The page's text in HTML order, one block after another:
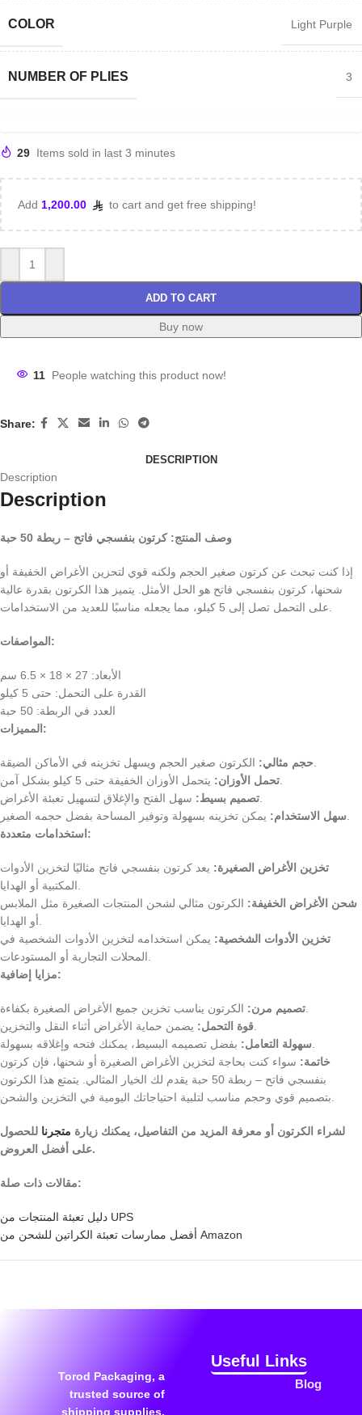
COLOR Light Purple
NUMBER OF PLIES 3
29 Items sold in last 3 minutes
Add 1,200.00 to cart and get free shipping!
ADD TO CART
Buy now
11 People watching this product now!
Share:
DESCRIPTION
Description
Description
وصف المنتج: كرتون بنفسجي فاتح – ربطة 50 حبة
إذا كنت تبحث عن كرتون صغير الحجم ولكنه قوي لتحزين الأغراض الخفيفة أو
شحنها، كرتون بنفسجي فاتح هو الحل الأمثل. يتميز هذا الكرتون بقدرة عالية
المواصفات:
الأبعاد: 27 × 18 × 6.5 سم
القدرة على التحمل: حتى 5 كيلو
العدد في الربطة: 50 حبة
المميزات:
حجم مثالي:
تحمل الأوزان:
تصميم بسيط:
سهل الاستخدام:
استخدامات متعددة:
تخزين الأغراض الصغيرة: يعد كرتون بنفسجي فاتح مثاليًا لتخزين الأدوات
شحن الأغراض الخفيفة: الكرتون مثالي لشحن المنتجات الصغيرة مثل الملابس
تخزين الأدوات الشخصية: يمكن استخدامه لتخزين الأدوات الشخصية في
مزايا إضافية:
تصميم مرن:
قوة التحمل:
سهولة التعامل:
خاتمة: سواء كنت بحاجة لتخزين الأغراض الصغيرة أو شحنها، فإن كرتون
بنفسجي فاتح – ربطة 50 حبة يقدم لك الخيار المثالي. يتمتع هذا الكرتون
لشراء الكرتون أو معرفة المزيد من التفاصيل، يمكنك زيارة متجرنا للحصول
على أفضل العروض.
مقالات ذات صلة:
دليل تعبئة المنتجات من UPS
أفضل ممارسات تعبئة الكراتين للشحن من Amazon
Torod Packaging, a
trusted source of
shipping supplies.
Useful Links
Blog